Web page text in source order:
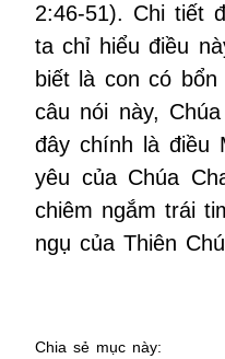
2:46-51). Chi tiết
ta chỉ hiểu điều
biết là con có
câu nói này,
đây chính là điều
yêu của Chúa
chiêm ngắm trái
ngụ của Thiên
Chia sẻ mục này: